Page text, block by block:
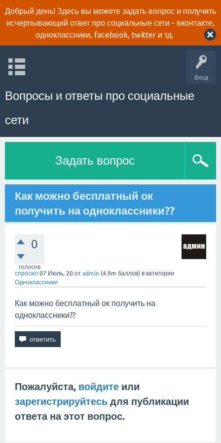
Добрый день! Здесь вы можете задать вопрос и получить
исчерпывающий ответ про социальные сети - вконтакте,
одноклассники, facebook, twitter и тд.
Вход
Вопросы и ответы про социальные
сети
Задать вопрос
Как можно бесплатный ок
получить на одноклассники??
0
голосов
спросил 07 Июль, 20 от admin (4.9m баллов) в категории
Одноклассники
Как можно бесплатный ок получить на
одноклассники??
Пожалуйста, войдите или
зарегистрируйтесь для публикации
ответа на этот вопрос.